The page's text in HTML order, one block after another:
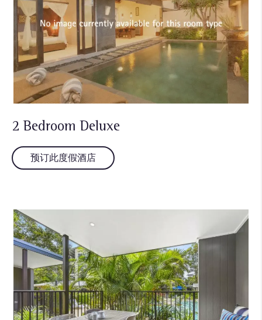
2 Bedroom Deluxe
预订此度假酒店